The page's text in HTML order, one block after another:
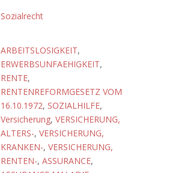
Sozialrecht
ARBEITSLOSIGKEIT,
ERWERBSUNFAEHIGKEIT,
RENTE,
RENTENREFORMGESETZ VOM
16.10.1972, SOZIALHILFE,
Versicherung, VERSICHERUNG,
ALTERS-, VERSICHERUNG,
KRANKEN-, VERSICHERUNG,
RENTEN-, ASSURANCE,